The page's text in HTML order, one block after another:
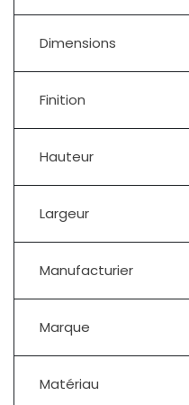
Dimensions
Finition
Hauteur
Largeur
Manufacturier
Marque
Matériau